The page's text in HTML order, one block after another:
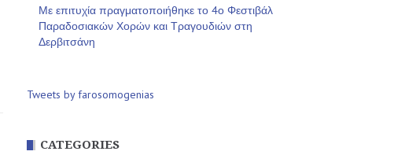
Με επιτυχία πραγματοποιήθηκε το 4ο Φεστιβάλ
Παραδοσιακών Χορών και Τραγουδιών στη
Δερβιτσάνη
Tweets by farosomogenias
CATEGORIES